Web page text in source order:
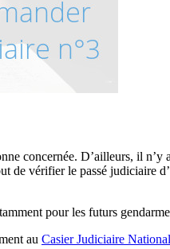
concernée. D’ailleurs, il
de vérifier le passé
pour les futurs
au Casier Judiciaire National